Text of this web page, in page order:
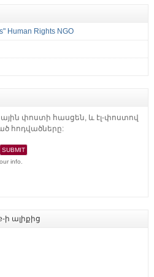
Human Rights NGO
փոստի հասցեն, և էլ-փոստով
հոդվածները:
info.
ի ալիքից